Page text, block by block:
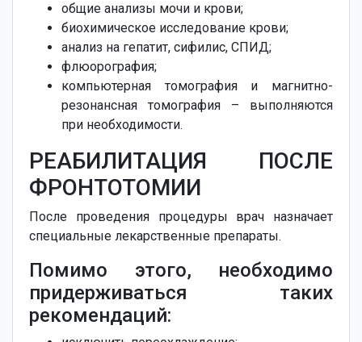
общие анализы мочи и крови;
биохимическое исследование крови;
анализ на гепатит, сифилис, СПИД;
флюорография;
компьютерная томография и магнитно-
резонансная томография – выполняются
при необходимости.
РЕАБИЛИТАЦИЯ ПОСЛЕ
ФРОНТОТОМИИ
После проведения процедуры врач назначает
специальные лекарственные препараты.
Помимо этого, необходимо
придерживаться таких
рекомендаций: